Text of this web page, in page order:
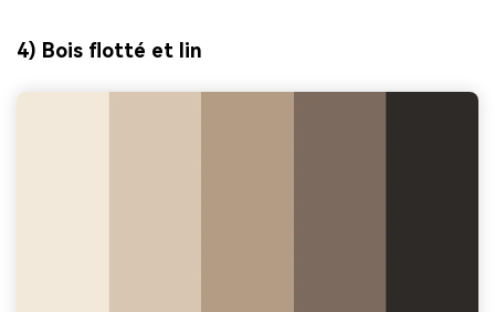
4) Bois flotté et lingratuit!